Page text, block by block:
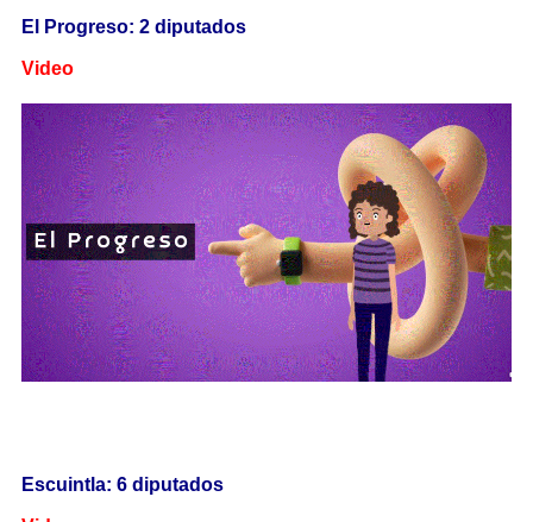
El Progreso: 2 diputados
Video
Escuintla: 6 diputados